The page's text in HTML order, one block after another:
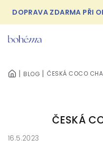
obsah
DOPRAVA ZDARMA PŘI
DOMŮBLOG ČESKÁ COCO
ČESKÁ
16.5.2023